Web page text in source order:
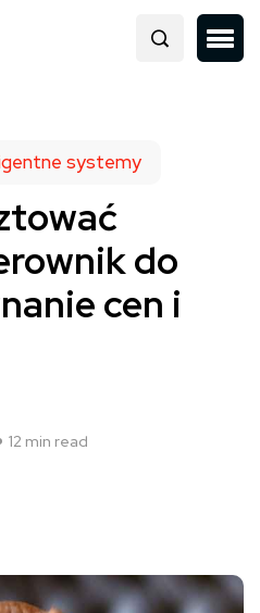
systemy
do
cen i
12 min read